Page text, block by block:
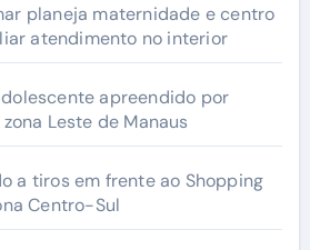
planeja maternidade e centro
atendimento no interior
apreendido por
Leste de Manaus
a tiros em frente ao Shopping
Centro-Sul